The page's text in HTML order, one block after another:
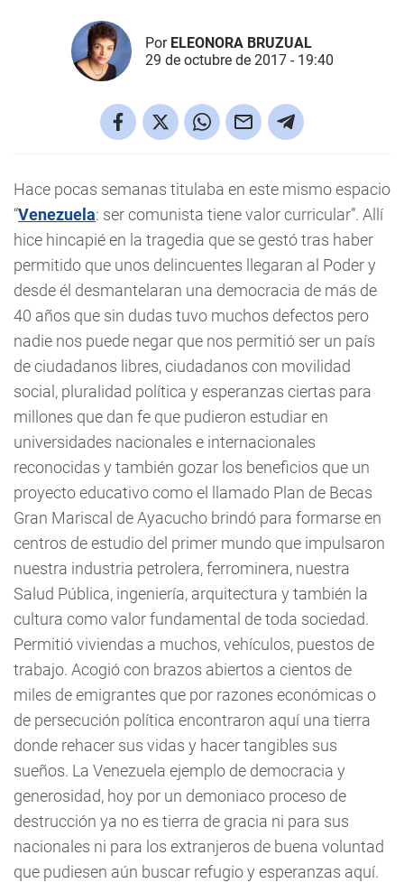
Por ELEONORA BRUZUAL
29 de octubre de 2017 - 19:40
Hace pocas semanas titulaba en este mismo espacio
“Venezuela: ser comunista tiene valor curricular”. Allí
hice hincapié en la tragedia que se gestó tras haber
permitido que unos delincuentes llegaran al Poder y
desde él desmantelaran una democracia de más de
40 años que sin dudas tuvo muchos defectos pero
nadie nos puede negar que nos permitió ser un país
de ciudadanos libres, ciudadanos con movilidad
social, pluralidad política y esperanzas ciertas para
millones que dan fe que pudieron estudiar en
universidades nacionales e internacionales
reconocidas y también gozar los beneficios que un
proyecto educativo como el llamado Plan de Becas
Gran Mariscal de Ayacucho brindó para formarse en
centros de estudio del primer mundo que impulsaron
nuestra industria petrolera, ferrominera, nuestra
Salud Pública, ingeniería, arquitectura y también la
cultura como valor fundamental de toda sociedad.
Permitió viviendas a muchos, vehículos, puestos de
trabajo. Acogió con brazos abiertos a cientos de
miles de emigrantes que por razones económicas o
de persecución política encontraron aquí una tierra
donde rehacer sus vidas y hacer tangibles sus
sueños. La Venezuela ejemplo de democracia y
generosidad, hoy por un demoniaco proceso de
destrucción ya no es tierra de gracia ni para sus
nacionales ni para los extranjeros de buena voluntad
que pudiesen aún buscar refugio y esperanzas aquí.